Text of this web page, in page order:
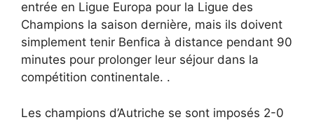
entrée en Ligue Europa pour la Ligue des
Champions la saison dernière, mais ils doivent
simplement tenir Benfica à distance pendant 90
minutes pour prolonger leur séjour dans la
compétition continentale. .
Les champions d’Autriche se sont imposés 2-0